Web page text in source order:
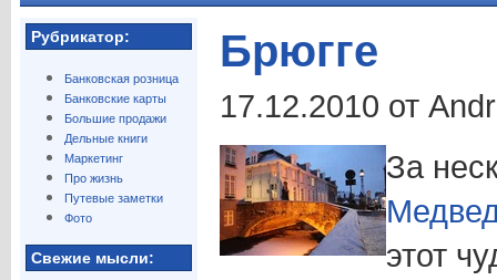
Рубрикатор:
Банковская розница
Банковские карты
Большие продажи
Дельные книги
Маркетинг
Про жизнь
Путевые заметки
Фото
Свежие мысли:
Брюгге
17.12.2010 от
За
этот